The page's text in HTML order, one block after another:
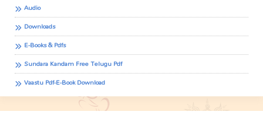
Audio
Downloads
E-Books & Pdfs
Sundara Kandam Free Telugu Pdf
Vaastu Pdf-E-Book Download